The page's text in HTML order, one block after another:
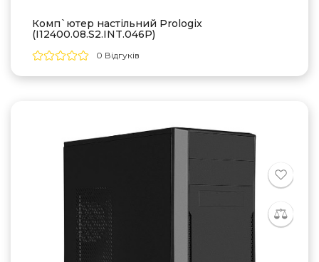
Комп`ютер настільний Prologix
(I12400.08.S2.INT.046P)
0 Відгуків